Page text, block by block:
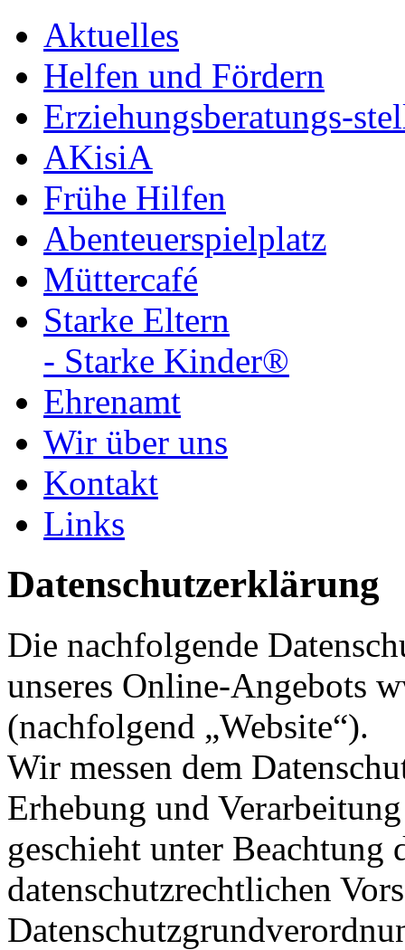
Aktuelles
Helfen und Fördern
Erziehungsberatungs-
AKisiA
Frühe Hilfen
Abenteuerspielplatz
Müttercafé
Starke Eltern
- Starke Kinder®
Ehrenamt
Wir über uns
Kontakt
Links
Datenschutzerklärung
Die nachfolgende
unseres Online-Angebots
(nachfolgend „Website“).
Wir messen dem
Erhebung und
geschieht unter Beachtung
datenschutzrechtlichen